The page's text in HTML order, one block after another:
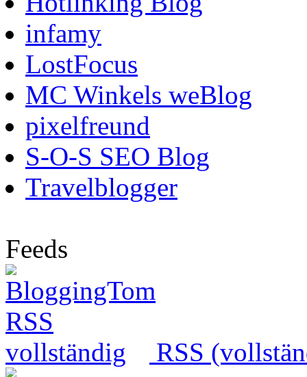
infamy
LostFocus
MC Winkels weBlog
pixelfreund
S-O-S SEO Blog
Travelblogger
Feeds
RSS